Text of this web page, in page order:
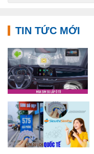
TIN TỨC MỚI